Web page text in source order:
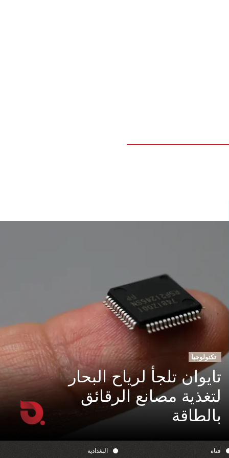
تكنولوجيا
تايوان تلجأ لرياح البحار
لتغذية مصانع الرقائق
بالطاقة
قناة البغدادية